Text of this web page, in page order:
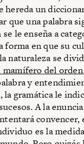
un
que una palabra
le enseña a
forma en que su
naturaleza se
mamífero del
y
gramática le
A la
es la